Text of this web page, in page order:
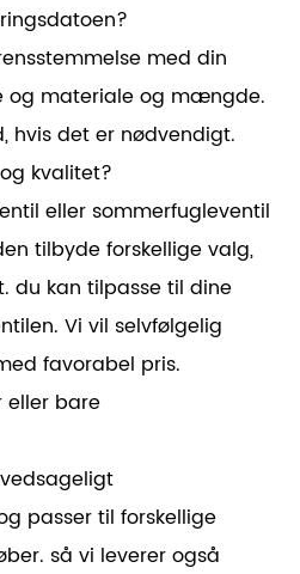
med din
og materiale og mængde.
hvis det er nødvendigt.
kvalitet?
eller sommerfugleventil
tilbyde forskellige valg,
du kan tilpasse til dine
Vi vil selvfølgelig
favorabel pris.
eller bare
passer til forskellige
så vi leverer også